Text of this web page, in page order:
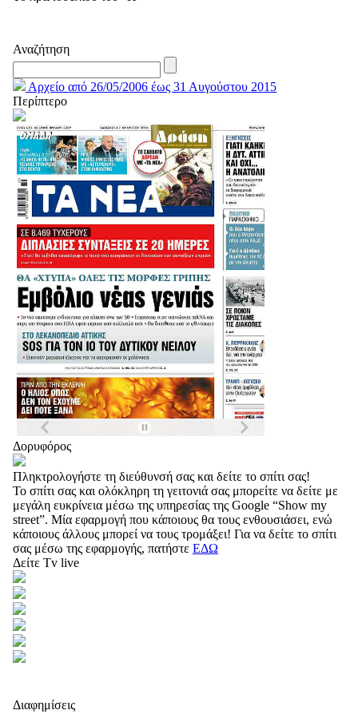
Αναζήτηση
Αρχείο από 26/05/2006 έως 31 Αυγούστου 2015
Περίπτερο
Δορυφόρος
Πληκτρολογήστε τη διεύθυνσή σας και δείτε το σπίτι σας!
Το σπίτι σας και ολόκληρη τη γειτονιά σας μπορείτε να δείτε με
μεγάλη ευκρίνεια μέσω της υπηρεσίας της Google “Show my
street”. Μία εφαρμογή που κάποιους θα τους ενθουσιάσει, ενώ
κάποιους άλλους μπορεί να τους τρομάξει! Για να δείτε το σπίτι
σας μέσω της εφαρμογής, πατήστε ΕΔΩ
Δείτε Tv live
Διαφημίσεις